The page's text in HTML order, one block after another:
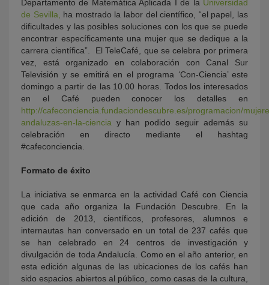
Departamento de Matemática Aplicada I de la Universidad
de Sevilla,
ha mostrado la labor del científico, “el papel, las
dificultades y las posibles soluciones con los que se puede
encontrar específicamente una mujer que se dedique a la
carrera científica”. El TeleCafé, que se celebra por primera
vez, está organizado en colaboración con Canal Sur
Televisión y se emitirá en el programa ‘Con-Ciencia’ este
domingo a partir de las 10.00 horas. Todos los interesados
en el Café pueden conocer los detalles en
http://cafeconciencia.fundaciondescubre.es/programacion/
andaluzas-en-la-ciencia y han podido seguir además su
celebración en directo mediante el hashtag
#cafeconciencia.
Formato de éxito
La iniciativa se enmarca en la actividad Café con Ciencia
que cada año organiza la Fundación Descubre. En la
edición de 2013, científicos, profesores, alumnos e
internautas han conversado en un total de 237 cafés que
se han celebrado en 24 centros de investigación y
divulgación de toda Andalucía. Como en el año anterior, en
esta edición algunas de las ubicaciones de los cafés han
sido espacios abiertos al público, como casas de la cultura,